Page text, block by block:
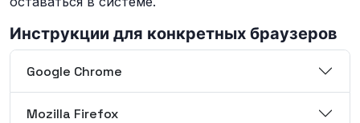
Инструкции для конкретных браузеров
Google Chrome
Mozilla Firefox